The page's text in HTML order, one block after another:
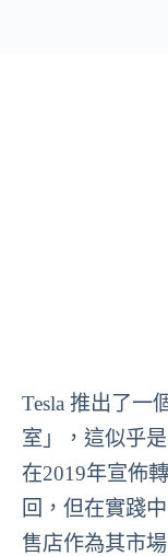
Tesla 推出了一
室」，這似乎
在2019年宣佈
回，但在實踐
售店作為其市